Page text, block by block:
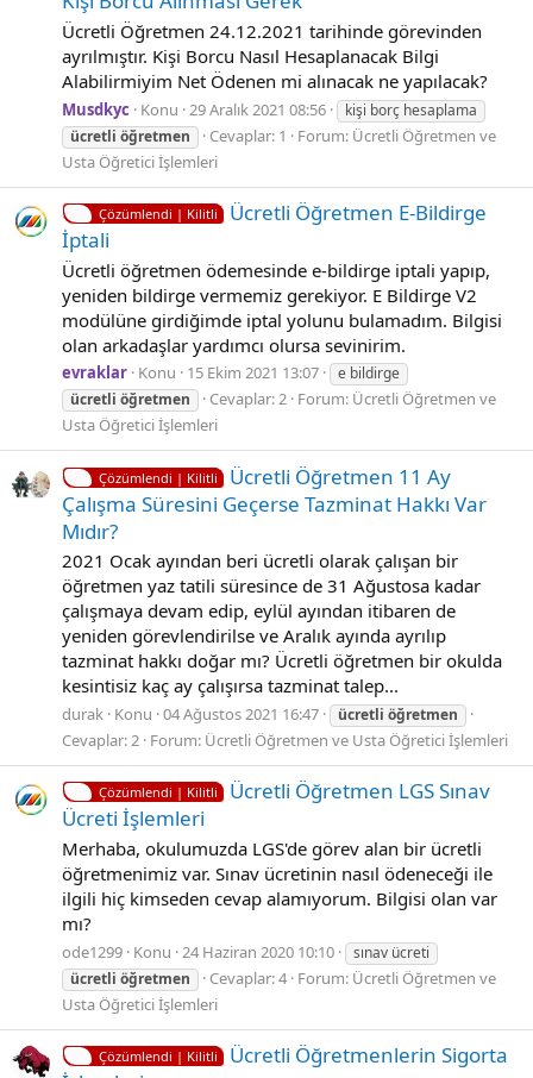
Ücretli Öğretmen 24.12.2021 tarihinde görevinden
ayrılmıştır. Kişi Borcu Nasıl Hesaplanacak Bilgi
Alabilirmiyim Net Ödenen mi alınacak ne yapılacak?
Musdkyc Konu 29 Aralık 2021 08:56
kişi borç hesaplama
ücretli öğretmen Cevaplar: 1 Forum: Ücretli Öğretmen ve
Usta Öğretici İşlemleri
Çözümlendi | Kilitli
Ücretli Öğretmen E-Bildirge
İptali
Ücretli öğretmen ödemesinde e-bildirge iptali yapıp,
yeniden bildirge vermemiz gerekiyor. E Bildirge V2
modülüne girdiğimde iptal yolunu bulamadım. Bilgisi
olan arkadaşlar yardımcı olursa sevinirim.
evraklar Konu 15 Ekim 2021 13:07
e bildirge
ücretli öğretmen Cevaplar: 2 Forum: Ücretli Öğretmen ve
Usta Öğretici İşlemleri
Çözümlendi | Kilitli
Ücretli Öğretmen 11 Ay
Çalışma Süresini Geçerse Tazminat Hakkı Var
Mıdır?
2021 Ocak ayından beri ücretli olarak çalışan bir
öğretmen yaz tatili süresince de 31 Ağustosa kadar
çalışmaya devam edip, eylül ayından itibaren de
yeniden görevlendirilse ve Aralık ayında ayrılıp
tazminat hakkı doğar mı? Ücretli öğretmen bir okulda
kesintisiz kaç ay çalışırsa tazminat talep...
durak Konu 04 Ağustos 2021 16:47 ücretli öğretmen
Cevaplar: 2 Forum: Ücretli Öğretmen ve Usta Öğretici İşlemleri
Çözümlendi | Kilitli
Ücretli Öğretmen LGS Sınav
Ücreti İşlemleri
Merhaba, okulumuzda LGS'de görev alan bir ücretli
öğretmenimiz var. Sınav ücretinin nasıl ödeneceği ile
ilgili hiç kimseden cevap alamıyorum. Bilgisi olan var
mı?
ode1299 Konu 24 Haziran 2020 10:10
sınav ücreti
ücretli öğretmen Cevaplar: 4 Forum: Ücretli Öğretmen ve
Usta Öğretici İşlemleri
Çözümlendi | Kilitli
Ücretli Öğretmenlerin Sigorta